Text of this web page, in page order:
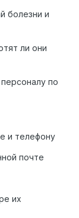
болезни и
ли они
по
и телефону
почте
их